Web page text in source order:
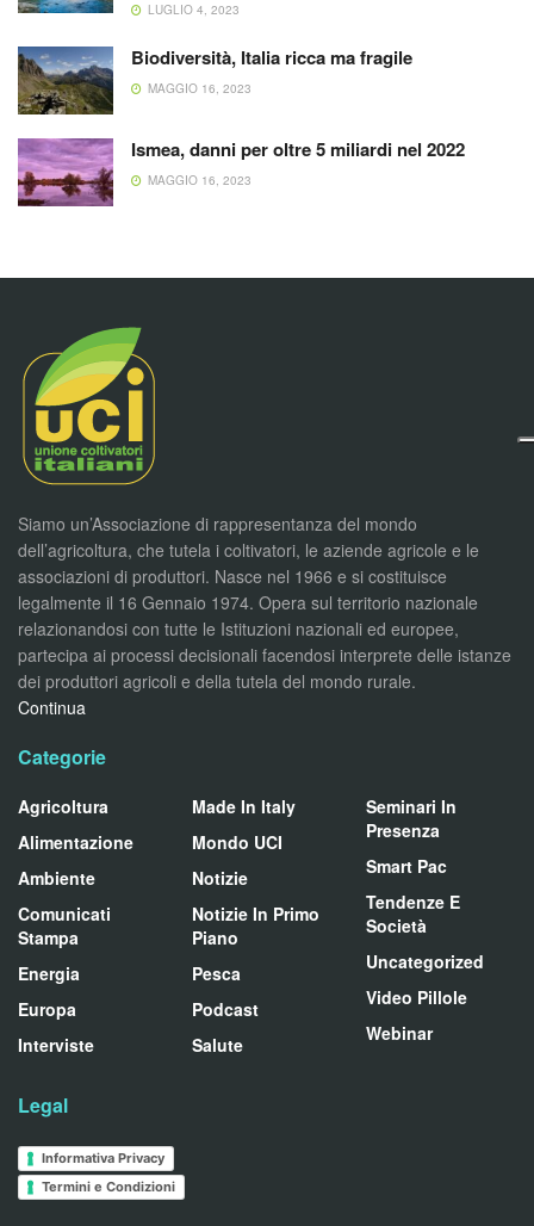
LUGLIO 4, 2023
Biodiversità, Italia ricca ma fragile
MAGGIO 16, 2023
Ismea, danni per oltre 5 miliardi nel 2022
MAGGIO 16, 2023
Siamo un’Associazione di rappresentanza del mondo
dell’agricoltura, che tutela i coltivatori, le aziende agricole e le
associazioni di produttori. Nasce nel 1966 e si costituisce
legalmente il 16 Gennaio 1974. Opera sul territorio nazionale
relazionandosi con tutte le Istituzioni nazionali ed europee,
partecipa ai processi decisionali facendosi interprete delle istanze
dei produttori agricoli e della tutela del mondo rurale.
Continua
Categorie
Agricoltura
Alimentazione
Ambiente
Comunicati
Stampa
Energia
Europa
Interviste
Made In Italy
Mondo UCI
Notizie
Notizie In Primo
Piano
Pesca
Podcast
Salute
Seminari In
Presenza
Smart Pac
Tendenze E
Società
Uncategorized
Video Pillole
Webinar
Legal
Informativa Privacy
Termini e Condizioni